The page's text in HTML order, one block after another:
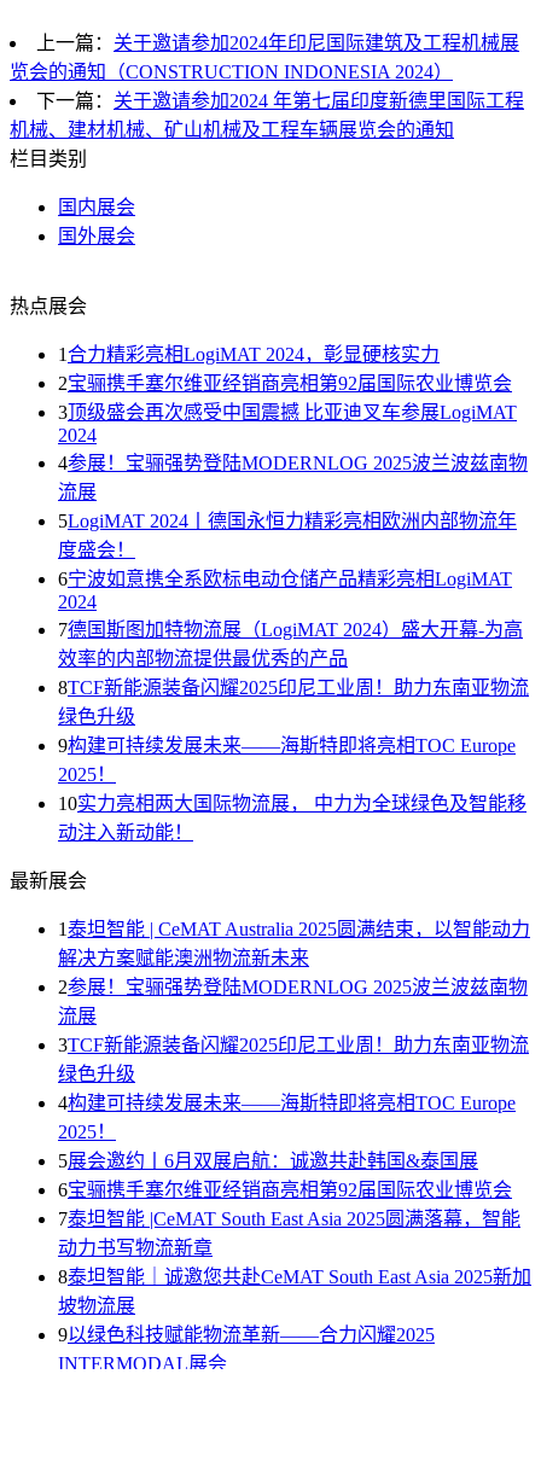
上一篇： 关于邀请参加2024年印尼国际建筑及工程机械展
览会的通知（CONSTRUCTION INDONESIA 2024）
下一篇： 关于邀请参加2024 年第七届印度新德里国际工程
机械、建材机械、矿山机械及工程车辆展览会的通知
栏目类别
国内展会
国外展会
热点展会
1合力精彩亮相LogiMAT 2024，彰显硬核实力
2宝骊携手塞尔维亚经销商亮相第92届国际农业博览会
3顶级盛会再次感受中国震撼 比亚迪叉车参展LogiMAT
2024
4参展！宝骊强势登陆MODERNLOG 2025波兰波兹南物
流展
5LogiMAT 2024丨德国永恒力精彩亮相欧洲内部物流年
度盛会！
6宁波如意携全系欧标电动仓储产品精彩亮相LogiMAT
2024
7德国斯图加特物流展（LogiMAT 2024）盛大开幕-为高
效率的内部物流提供最优秀的产品
8TCF新能源装备闪耀2025印尼工业周！助力东南亚物流
绿色升级
9构建可持续发展未来——海斯特即将亮相TOC Europe
2025！
10实力亮相两大国际物流展， 中力为全球绿色及智能移
动注入新动能！
最新展会
1泰坦智能 | CeMAT Australia 2025圆满结束，以智能动力
解决方案赋能澳洲物流新未来
2参展！宝骊强势登陆MODERNLOG 2025波兰波兹南物
流展
3TCF新能源装备闪耀2025印尼工业周！助力东南亚物流
绿色升级
4构建可持续发展未来——海斯特即将亮相TOC Europe
2025！
5展会邀约丨6月双展启航：诚邀共赴韩国&泰国展
6宝骊携手塞尔维亚经销商亮相第92届国际农业博览会
7泰坦智能 |CeMAT South East Asia 2025圆满落幕，智能
动力书写物流新章
8泰坦智能｜诚邀您共赴CeMAT South East Asia 2025新加
坡物流展
9以绿色科技赋能物流革新——合力闪耀2025
INTERMODAL展会